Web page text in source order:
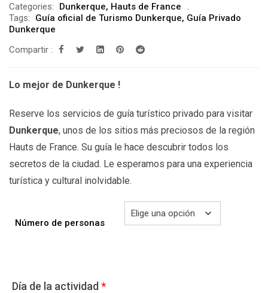
precios:
199.00€
Categories: Dunkerque, Hauts de France
Tags:
Guía oficial de Turismo Dunkerque, Guía Privado
Dunkerque
Compartir :
Lo mejor de Dunkerque !
Reserve los servicios de guía turístico privado para visitar
Dunkerque, unos de los sitios más preciosos de la región
Hauts de France. Su guía le hace descubrir todos los
secretos de la ciudad. Le esperamos para una experiencia
turística y cultural inolvidable.
Número de personas
Día de la actividad*